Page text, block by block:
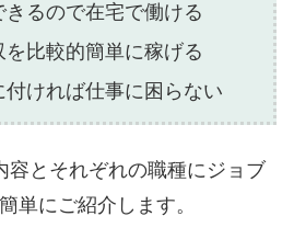
るので在宅で働ける
を比較的簡単に稼げる
ければ仕事に困らない
容とそれぞれの職種にジョブ
単にご紹介します。